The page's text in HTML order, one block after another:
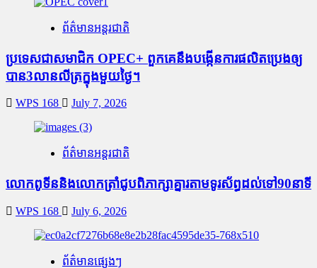
ព័ត៌មានអន្តរជាតិ
ប្រទេសជាសមាជិក OPEC+​ ពួកគេនឹងបង្កើនការផលិតប្រេងឲ្យ
បាន3លានលីត្រក្នុងមួយថ្ងៃ។
WPS 168 July 7, 2026
ព័ត៌មានអន្តរជាតិ
លោកពូទីននិងលោកត្រាំជូបពិភាក្សាគ្នារតាមទូរស័ព្ធដល់ទៅ90នាទី
WPS 168 July 6, 2026
ព័ត៌មានផ្សេងៗ